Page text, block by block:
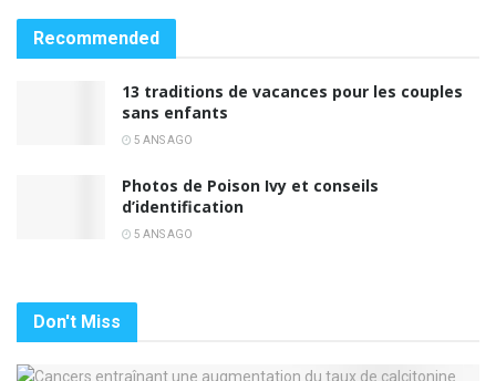
Recommended
13 traditions de vacances pour les couples
sans enfants
5 ANS AGO
Photos de Poison Ivy et conseils
d’identification
5 ANS AGO
Don't Miss